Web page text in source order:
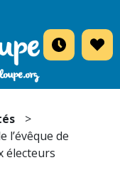
l’évêque de
électeurs